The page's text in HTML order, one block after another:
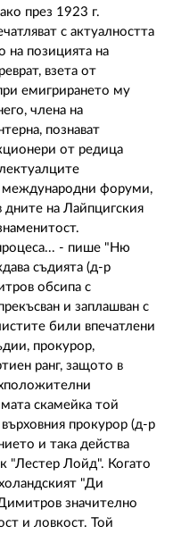
през 1923 г.
с актуалността
на позицията на
взета от
емигрирането му
члена на
познават
от редица
международни форуми,
на Лайпцигския
- пише "Ню
съдията (д-р
обсипа с
и заплашван с
били впечатлени
прокурор,
ранг, защото в
скамейка той
прокурор (д-р
и така действа
"Лестер Лойд". Когато
"Ди
значително
и ловкост. Той
ЗА
02 975 20 35